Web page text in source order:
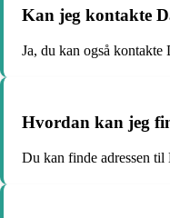
Kan jeg kontakte
Ja, du kan også kontakte
Hvordan kan jeg
Du kan finde adressen til